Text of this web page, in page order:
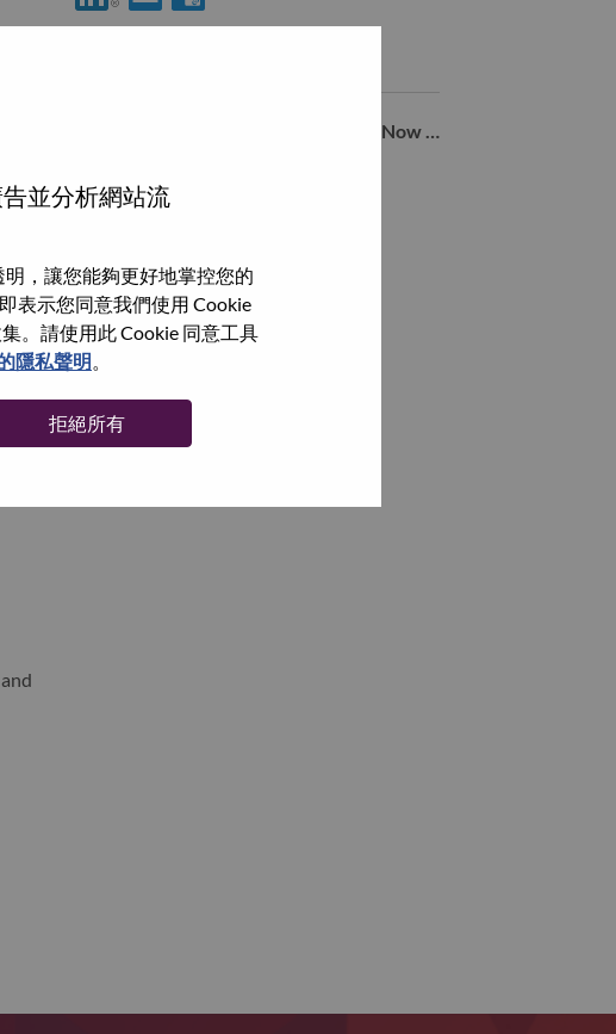
並分析網站流
，讓您能夠更好地掌控您的
表示您同意我們使用 Cookie
。請使用此 Cookie 同意工具
隱私聲明。
拒絕所有
使用 LinkedIn 分享 AI Finance Controller
透過電子郵件分享 AI Finance Controller 給好友
Global Accounts Pricing Intern (Fall: Now >through Nov 2026)
SSG Segment & Channel Controller
Tax Manager
Morrisville, North Carolina, 美國,
瀏覽全部